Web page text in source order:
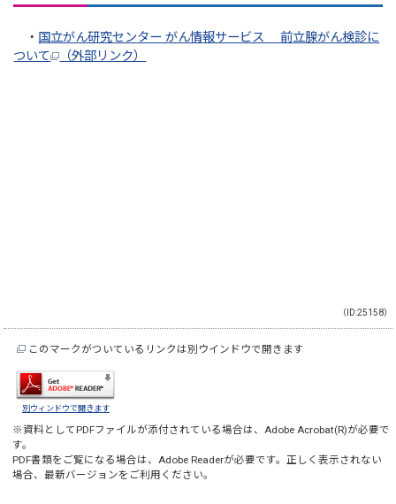
・ 国立がん研究センター がん情報サービス 前立腺がん検診に
ついて
（外部リンク）
（ID:25158）
このマークがついているリンクは別ウインドウで開きます
別ウィンドウで開きます
※資料としてPDFファイルが添付されている場合は、Adobe Acrobat(R)が必要で
す。
PDF書類をご覧になる場合は、Adobe Readerが必要です。正しく表示されない
場合、最新バージョンをご利用ください。